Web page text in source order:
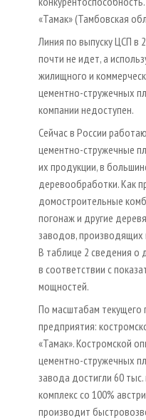
«Тамак» (Тамбовская
Линия по выпуску ЦСП в
почти не идет, а
жилищного и
цементно-стружечных
компании недоступен.
Сейчас в России
цементно-стружечные
их продукции, в
деревообработки. Как
домостроительные
погонаж и другие
заводов, производящих
В таблице 2 сведения о
в соответствии с
мощностей.
По масштабам
предприятия:
«Тамак». Костромской
цементно-стружечных
завода достигли 60 тыс.
комплекс со 100%
производит